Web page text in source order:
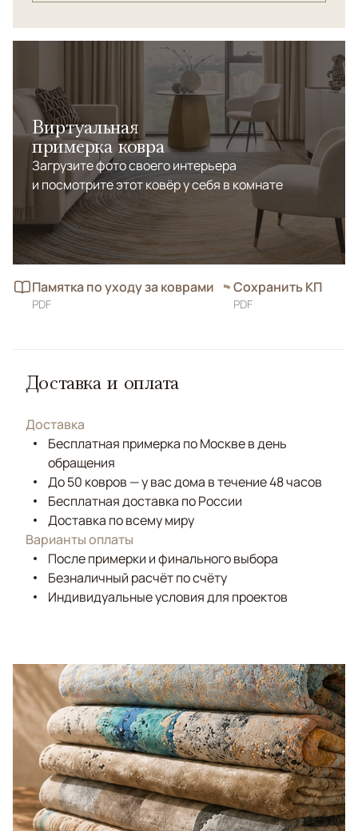
Виртуальная
примерка ковра
Загрузите фото своего интерьера
и посмотрите этот ковёр у себя в комнате
Памятка по уходу за коврами
PDF
Сохранить КП
PDF
Доставка и оплата
Доставка
Бесплатная примерка по Москве в день
обращения
До 50 ковров — у вас дома в течение 48 часов
Бесплатная доставка по России
Доставка по всему миру
Варианты оплаты
После примерки и финального выбора
Безналичный расчёт по счёту
Индивидуальные условия для проектов